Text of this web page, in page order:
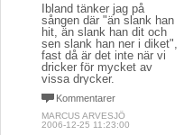
Ibland tänker jag på
sången där "än slank han
hit, än slank han dit och
sen slank han ner i diket",
fast då är det inte när vi
dricker för mycket av
vissa drycker.
Kommentarer
MARCUS ARVESJÖ
2006-12-25 11:23:00